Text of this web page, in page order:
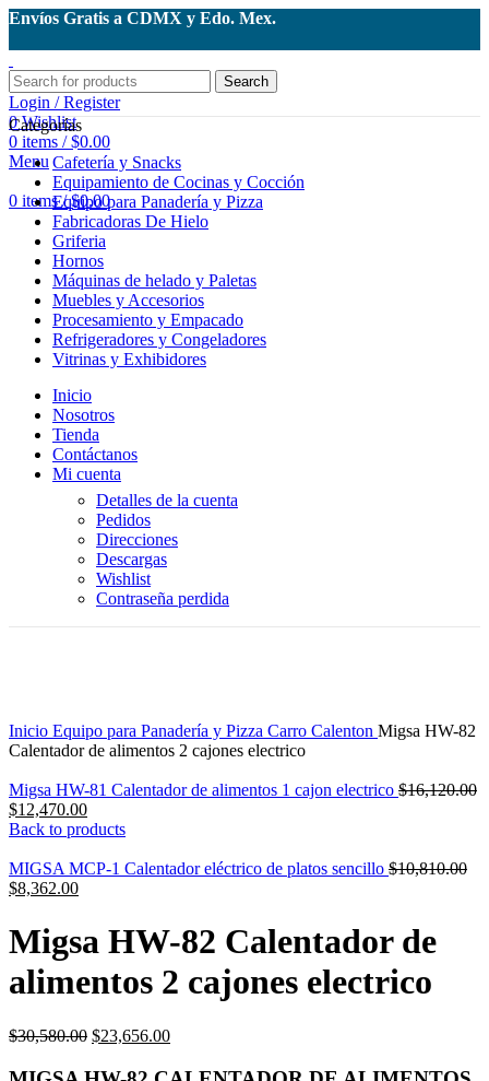
Envíos Gratis a CDMX y Edo. Mex.
Search
Login / Register
0Wishlist
0 items / $0.00
Menu
0 items / $0.00
Categorías
Cafetería y Snacks
Equipamiento de Cocinas y Cocción
Equipo para Panadería y Pizza
Fabricadoras De Hielo
Griferia
Hornos
Máquinas de helado y Paletas
Muebles y Accesorios
Procesamiento y Empacado
Refrigeradores y Congeladores
Vitrinas y Exhibidores
Inicio
Nosotros
Tienda
Contáctanos
Mi cuenta
Detalles de la cuenta
Pedidos
Direcciones
Descargas
Wishlist
Contraseña perdida
Inicio Equipo para Panadería y Pizza Carro Calenton Migsa HW-82
Calentador de alimentos 2 cajones electrico
Migsa HW-81 Calentador de alimentos 1 cajon electrico $16,120.00
Original
price
$16,120.00.
$12,470.00Current
price
$12,470.00.
Back to products
MIGSA MCP-1 Calentador eléctrico de platos sencillo $10,810.00
$8,362.00Current
$8,362.00.
Migsa HW-82 Calentador de
alimentos 2 cajones electrico
$30,580.00 Original
was:
$23,656.00Current
is: